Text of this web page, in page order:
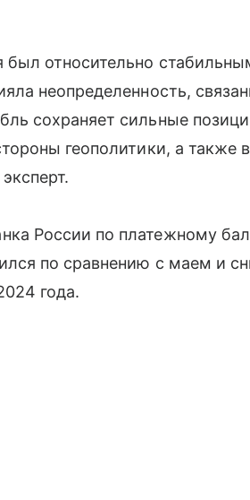
был относительно
неопределенность,
сохраняет сильные
геополитики, а также
России по платежному
по сравнению с маем и
года.